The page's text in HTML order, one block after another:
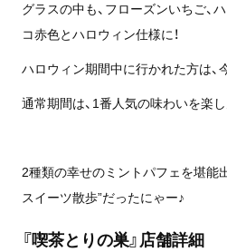
グラスの中も、フローズンいちご、
コ赤色とハロウィン仕様に！
ハロウィン期間中に行かれた方は、
通常期間は、1番人気の味わいを楽
2種類の幸せのミントパフェを堪能
スイーツ散歩”だったにゃー♪
『喫茶とりの巣』店舗詳細